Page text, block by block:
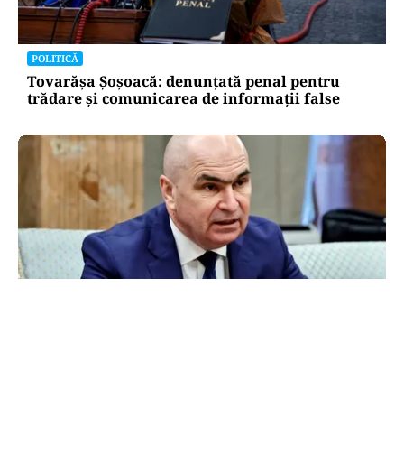
POLITICĂ
Tovarășa Șoșoacă: denunțată penal pentru
trădare și comunicarea de informații false